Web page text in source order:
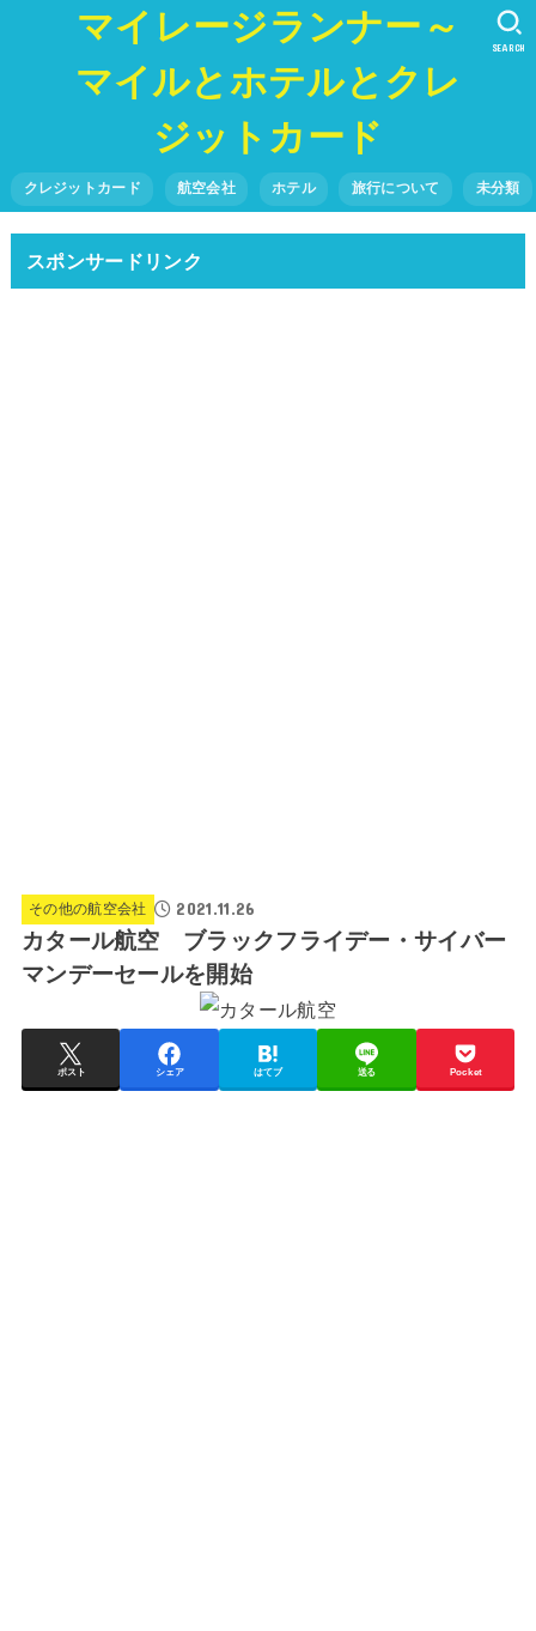
マイレージランナー～
マイルとホテルとクレ
ジットカード
クレジットカード 航空会社 ホテル 旅行について 未分類
SEARCH
スポンサードリンク
その他の航空会社 2021.11.26
カタール航空 ブラックフライデー・サイバー
マンデーセールを開始
ポスト シェア はてブ 送る Pocket